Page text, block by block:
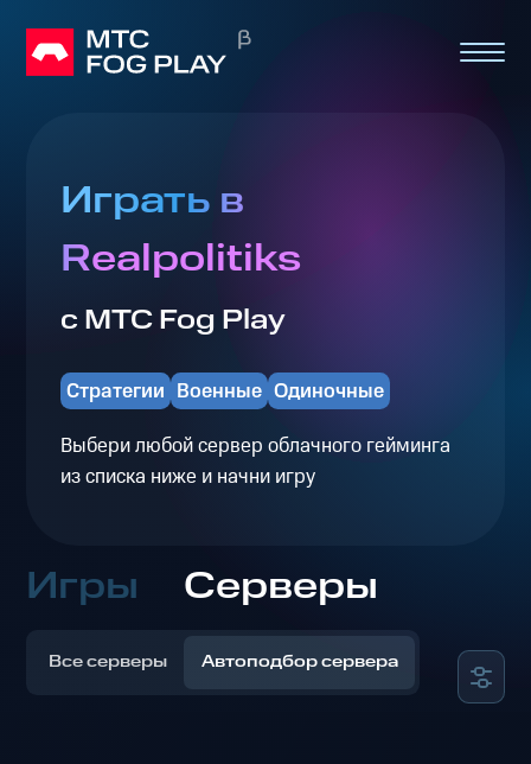
Играть в
Realpolitiks
с МТС Fog Play
Стратегии Военные Одиночные
Выбери любой сервер облачного гейминга
из списка ниже и начни игру
Игры Серверы
Все серверы Автоподбор сервера